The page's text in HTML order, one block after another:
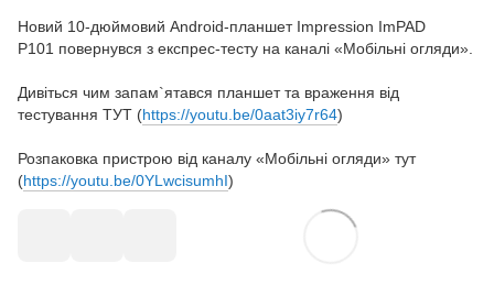
Новий 10-дюймовий Android-планшет Impression ImPAD
P101 повернувся з експрес-тесту на каналі «Мобільні огляди».
Дивіться чим запам`ятався планшет та враження від
тестування ТУТ (https://youtu.be/0aat3iy7r64)
Розпаковка пристрою від каналу «Мобільні огляди» тут
(https://youtu.be/0YLwcisumhI)